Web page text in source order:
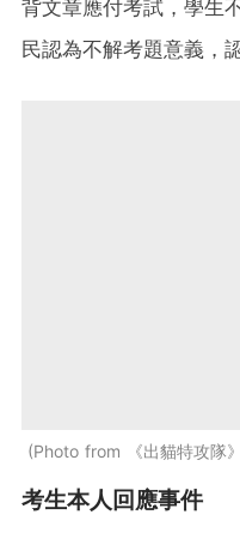
背文章應付考試，學生
民認為不解考題意義，
Photo from 《出貓特攻隊
考生本人回應事件